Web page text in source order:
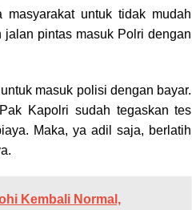
untuk tidak mudah
pintas masuk Polri dengan
masuk polisi dengan bayar.
Kapolri sudah tegaskan tes
Maka, ya adil saja, berlatih
Kembali Normal,